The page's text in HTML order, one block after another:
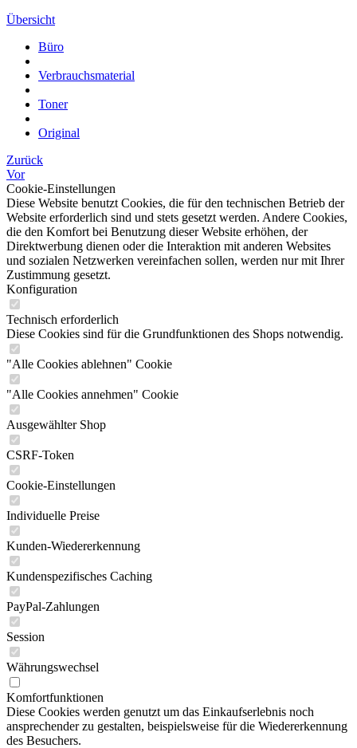
Übersicht
Büro
Verbrauchsmaterial
Toner
Original
Zurück
Vor
Cookie-Einstellungen
Diese Website benutzt Cookies, die für den technischen Betrieb der
Website erforderlich sind und stets gesetzt werden. Andere Cookies,
die den Komfort bei Benutzung dieser Website erhöhen, der
Direktwerbung dienen oder die Interaktion mit anderen Websites
und sozialen Netzwerken vereinfachen sollen, werden nur mit Ihrer
Zustimmung gesetzt.
Konfiguration
Technisch erforderlich
Diese Cookies sind für die Grundfunktionen des Shops notwendig.
"Alle Cookies ablehnen" Cookie
"Alle Cookies annehmen" Cookie
Ausgewählter Shop
CSRF-Token
Cookie-Einstellungen
Individuelle Preise
Kunden-Wiedererkennung
Kundenspezifisches Caching
PayPal-Zahlungen
Session
Währungswechsel
Komfortfunktionen
Diese Cookies werden genutzt um das Einkaufserlebnis noch
ansprechender zu gestalten, beispielsweise für die Wiedererkennung
des Besuchers.